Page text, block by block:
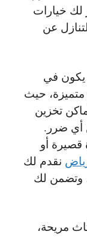
لك خيارات
عن
يكون في
متميزة، حيث
تخزين
أي ضرر.
قصيرة أو
نقدم لك
وتضمن لك
مريحة،